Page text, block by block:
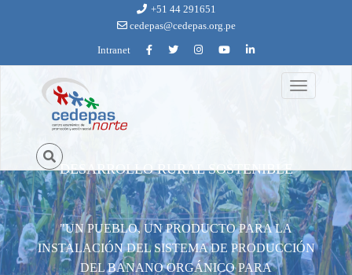
+51 44 291651
cedepas@cedepas.org.pe
Intranet
Toggle
navigation
un_pueblo_un_producto_1.jpg
DESARROLLO RURAL SOSTENIBLE
"UN PUEBLO, UN PRODUCTO PARA LA
INSTALACIÓN DEL SISTEMA DE PRODUCCIÓN
DEL BANANO ORGÁNICO PARA